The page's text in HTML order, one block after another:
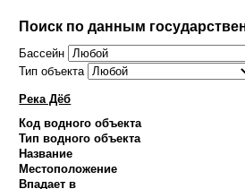
Поиск по данным
Бассейн
Тип объекта
Река Дёб
Код водного объекта
Тип водного объекта
Название
Местоположение
Впадает в